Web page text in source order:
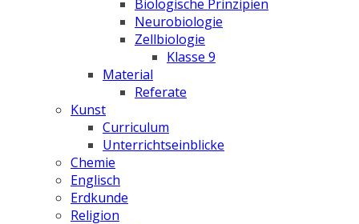
Biologische Prinzipien
Neurobiologie
Zellbiologie
Klasse 9
Material
Referate
Kunst
Curriculum
Unterrichtseinblicke
Chemie
Englisch
Erdkunde
Religion